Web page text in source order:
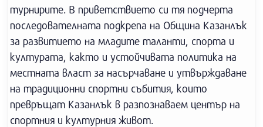
турнирите. В приветствието си тя подчерта
последователната подкрепа на Община Казанлък
за развитието на младите таланти, спорта и
културата, както и устойчивата политика на
местната власт за насърчаване и утвърждаване
на традиционни спортни събития, които
превръщат Казанлък в разпознаваем център на
спортния и културния живот.